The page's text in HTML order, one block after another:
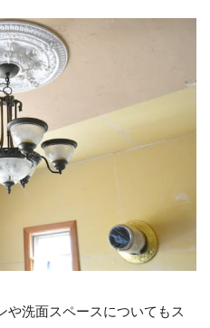
や洗面スペースについてもス